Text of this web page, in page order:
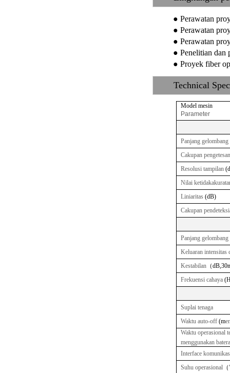
● Perawatan
● Perawatan
● Perawatan
● Penelitian dan
● Proyek fiber
Technical
Model mesin
Parameter
Panjang
Cakupan
Resolusi tampilan
Nilai
Liniaritas (dB)
Cakupan
Panjang gelombang
Keluaran intensitas
Kestabilan（
Frekuensi cahaya
Suplai tenaga
Waktu auto-off(m
Waktu operasional
menggunakan
Interface
Suhu operasional（